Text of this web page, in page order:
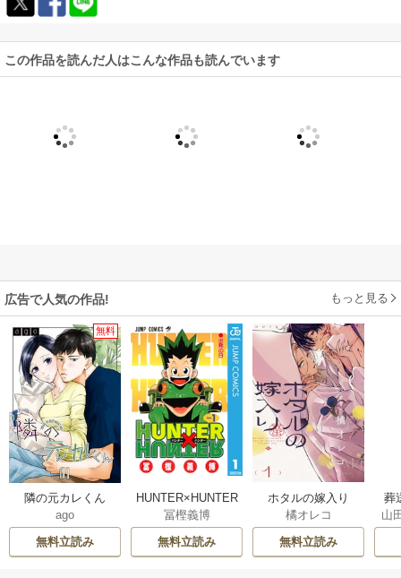
この作品を読んだ人はこんな作品も読んでいます
広告で人気の作品! もっと見る
無料
隣の元カレくん
ago
無料立読み
HUNTER×HUNTER
モノクロ版
冨樫義博
無料立読み
ホタルの嫁入り
橘オレコ
無料立読み
葬
山